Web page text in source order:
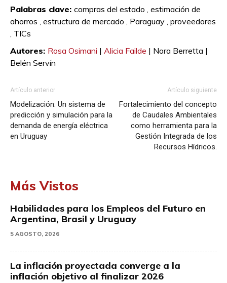
Palabras clave: compras del estado , estimación de
ahorros , estructura de mercado , Paraguay , proveedores
, TICs
Autores: Rosa Osimani | Alicia Failde | Nora Berretta |
Belén Servín
Artículo anterior
Modelización: Un sistema de
predicción y simulación para la
demanda de energía eléctrica
en Uruguay
Artículo siguiente
Fortalecimiento del concepto
de Caudales Ambientales
como herramienta para la
Gestión Integrada de los
Recursos Hídricos.
Más Vistos
Habilidades para los Empleos del Futuro en
Argentina, Brasil y Uruguay
5 AGOSTO, 2026
La inflación proyectada converge a la
inflación objetivo al finalizar 2026